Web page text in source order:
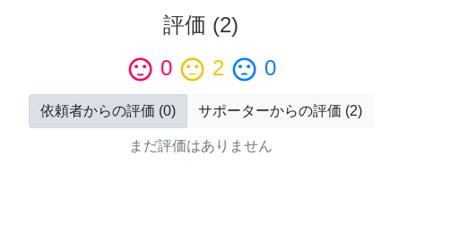
評価 (2)
sentiment_satisfied 0 sentiment_neutral 2 sentiment_dissatisfied 0
依頼者からの評価 (0) サポーターからの評価 (2)
まだ評価はありません